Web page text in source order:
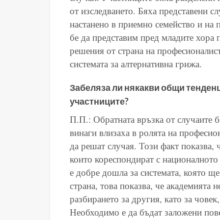
от изследването. Бяха представени
настанено в приемно семейство и
бе да представим пред младите
решения от страна на
системата за алтернативна грижа.
Забеляза ли някакви общи
участниците?
П.П.: Обратната връзка от случаите
винаги влизаха в ролята на
да решат случая. Този факт показва,
които кореспондират с
е добре дошла за системата, която
страна, това показва, че академията
разбирането за другия, като за
Необходимо е да бъдат заложени